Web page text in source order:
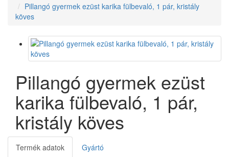
Pillangó gyermek ezüst karika fülbevaló, 1 pár, kristály
köves
Pillangó gyermek ezüst
karika fülbevaló, 1 pár,
kristály köves
Termék adatok
Gyártó